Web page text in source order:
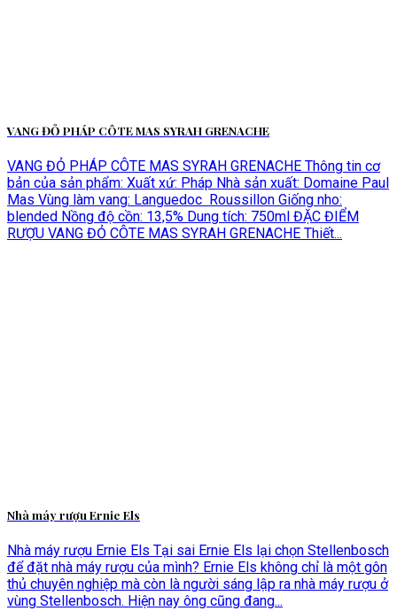
VANG ĐỎ PHÁP CÔTE MAS SYRAH GRENACHE
VANG ĐỎ PHÁP CÔTE MAS SYRAH GRENACHE Thông tin cơ
bản của sản phẩm: Xuất xứ: Pháp Nhà sản xuất: Domaine Paul
Mas Vùng làm vang: Languedoc Roussillon Giống nho:
blended Nồng độ cồn: 13,5% Dung tích: 750ml ĐẶC ĐIỂM
RƯỢU VANG ĐỎ CÔTE MAS SYRAH GRENACHE Thiết...
Nhà máy rượu Ernie Els
Nhà máy rượu Ernie Els Tại sai Ernie Els lại chọn Stellenbosch
để đặt nhà máy rượu của mình? Ernie Els không chỉ là một gôn
thủ chuyên nghiệp mà còn là người sáng lập ra nhà máy rượu ở
vùng Stellenbosch. Hiện nay ông cũng đang...